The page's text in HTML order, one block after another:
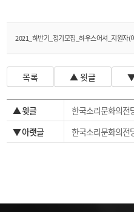
2021_하반기_정기모집_하우스어셔_지원자
목록 ▲ 윗글
▲ 윗글
한국소리문화의전
▼ 아랫글
한국소리문화의전